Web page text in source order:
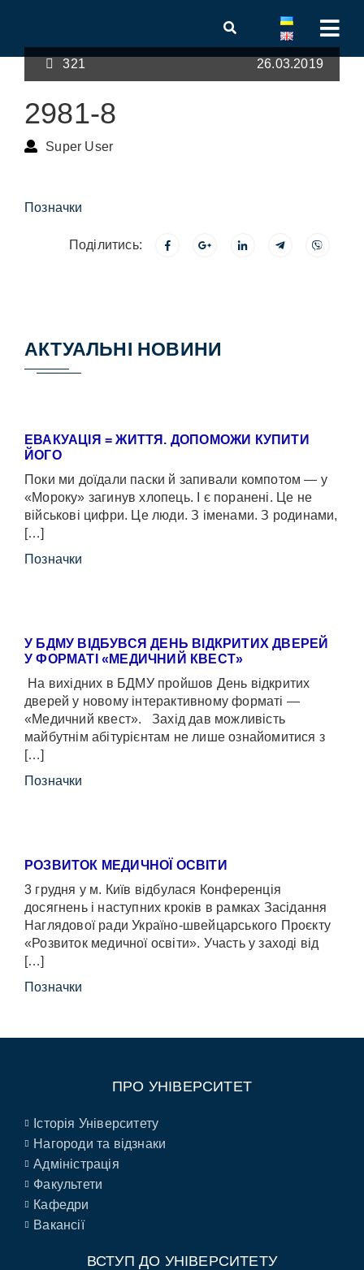
321 26.03.2019
2981-8
Super User
Позначки
Поділитись:
АКТУАЛЬНІ НОВИНИ
ЕВАКУАЦІЯ = ЖИТТЯ. ДОПОМОЖИ КУПИТИ
ЙОГО
Поки ми доїдали паски й запивали компотом — у
«Мороку» загинув хлопець. І є поранені. Це не
військові цифри. Це люди. З іменами. З родинами,
[…]
Позначки
У БДМУ ВІДБУВСЯ ДЕНЬ ВІДКРИТИХ ДВЕРЕЙ
У ФОРМАТІ «МЕДИЧНИЙ КВЕСТ»
На вихідних в БДМУ пройшов День відкритих
дверей у новому інтерактивному форматі —
«Медичний квест». Захід дав можливість
майбутнім абітурієнтам не лише ознайомитися з
[…]
Позначки
РОЗВИТОК МЕДИЧНОЇ ОСВІТИ
3 грудня у м. Київ відбулася Конференція
досягнень і наступних кроків в рамках Засідання
Наглядової ради Україно-швейцарського Проєкту
«Розвиток медичної освіти». Участь у заході від
[…]
Позначки
ПРО УНІВЕРСИТЕТ
Історія Університету
Нагороди та відзнаки
Адміністрація
Факультети
Кафедри
Вакансії
ВСТУП ДО УНІВЕРСИТЕТУ